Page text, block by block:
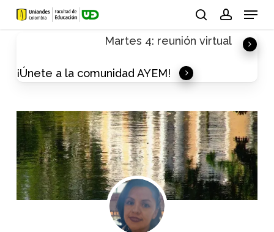
Skip
Menu
Martes 4: reunión virtual
¡Únete a la comunidad AYEM!